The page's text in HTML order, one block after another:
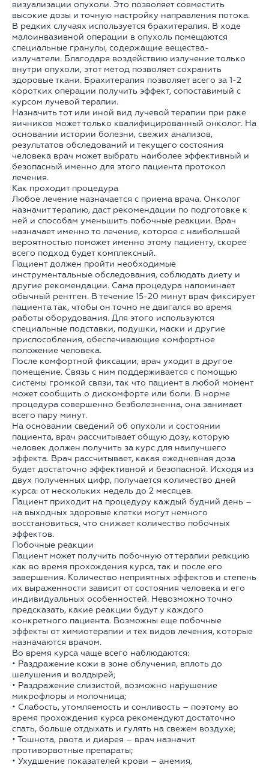
визуализации опухоли. Это позволяет совместить
высокие дозы и точную настройку направления потока.
В редких случаях используется брахитерапия. В ходе
малоинвазивной операции в опухоль помещаются
специальные гранулы, содержащие вещества-
излучатели. Благодаря воздействию излучение только
внутри опухоли, этот метод позволяет сохранить
здоровые ткани. Брахитерапия позволяет всего за 1-2
коротких операции получить эффект, сопоставимый с
курсом лучевой терапии.
Назначить тот или иной вид лучевой терапии при раке
яичников может только квалифицированный онколог. На
основании истории болезни, свежих анализов,
результатов обследований и текущего состояния
человека врач может выбрать наиболее эффективный и
безопасный именно для этого пациента протокол
лечения.
Как проходит процедура
Любое лечение назначается с приема врача. Онколог
назначит терапию, даст рекомендации по подготовке к
ней и способам уменьшить побочные реакции. Врач
назначает именно то лечение, которое с наибольшей
вероятностью поможет именно этому пациенту, скорее
всего подход будет комплексный.
Пациент должен пройти необходимые
инструментальные обследования, соблюдать диету и
другие рекомендации. Сама процедура напоминает
обычный рентген. В течение 15-20 минут врач фиксирует
пациента так, чтобы он точно не двигался во время
работы оборудования. Для этого используются
специальные подставки, подушки, маски и другие
приспособления, обеспечивающие комфортное
положение человека.
После комфортной фиксации, врач уходит в другое
помещение. Связь с ним поддерживается с помощью
системы громкой связи, так что пациент в любой момент
может сообщить о дискомфорте или боли. В норме
процедура совершенно безболезненна, она занимает
всего пару минут.
На основании сведений об опухоли и состоянии
пациента, врач рассчитывает общую дозу, которую
человек должен получить за курс для наилучшего
эффекта. Врач рассчитывает, какая ежедневная доза
будет достаточно эффективной и безопасной. Исходя из
двух полученных цифр, получается количество дней
курса: от нескольких недель до 2 месяцев.
Пациент приходит на процедуру каждый будний день –
на выходных здоровые клетки могут немного
восстановиться, что снижает количество побочных
эффектов.
Побочные реакции
Пациент может получить побочную от терапии реакцию
как во время прохождения курса, так и после его
завершения. Количество неприятных эффектов и степень
их выраженности зависит от состояния человека и его
индивидуальных особенностей. Невозможно точно
предсказать, какие реакции будут у каждого
конкретного пациента. Возможны еще побочные
эффекты от химиотерапии и тех видов лечения, которые
назначаются врачом.
Во время курса чаще всего наблюдаются:
• Раздражение кожи в зоне облучения, вплоть до
шелушения и волдырей;
• Раздражение слизистой, возможно нарушение
микрофлоры и молочница;
• Слабость, утомляемость и сонливость – поэтому во
время прохождения курса рекомендуют достаточно
спать, больше отдыхать и гулять на свежем воздухе;
• Тошнота, рвота и диарея – врач назначит
противорвотные препараты;
• Ухудшение показателей крови – анемия,